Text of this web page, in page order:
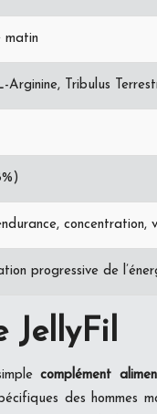
matin
Arginine, Tribulus
concentration,
progressive de
JellyFil
complément
des hommes